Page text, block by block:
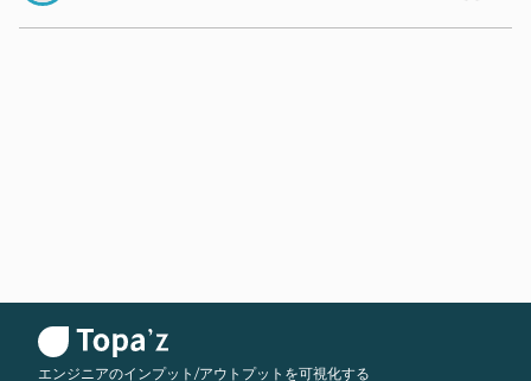
エンジニアのインプット/アウトプットを可視化する